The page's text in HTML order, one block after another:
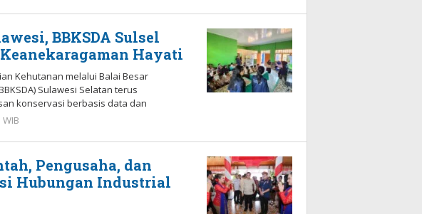
BBKSDA Sulsel
Hayati
Kehutanan melalui Balai Besar
Sulawesi Selatan terus
konservasi berbasis data dan
Pengusaha, dan
Hubungan Industrial